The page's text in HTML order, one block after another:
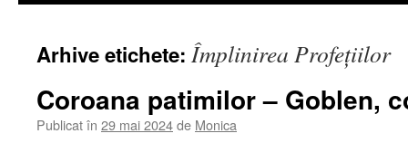
Arhive etichete: Împlinirea Profețiilor
Coroana patimilor – Goblen,
Publicat în 29 mai 2024de Monica